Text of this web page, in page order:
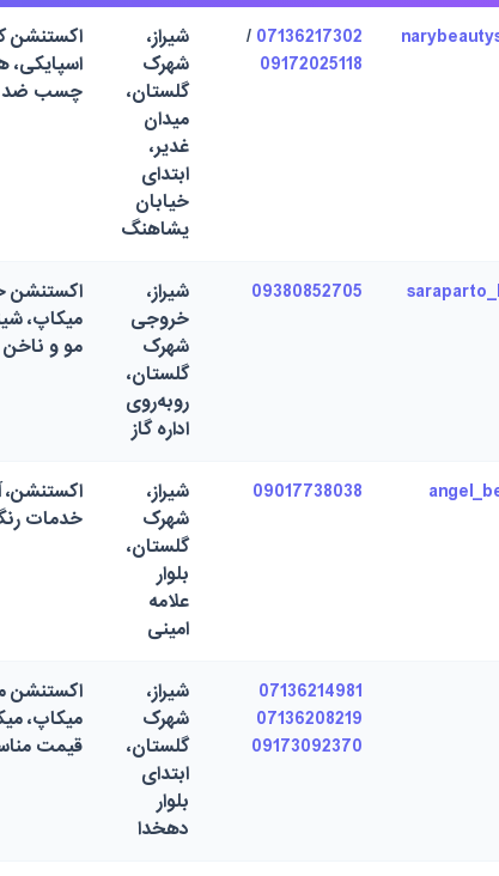
07136217302
/
09172025118
شیراز،
شهرک
گلستان،
میدان
غدیر،
ابتدای
خیابان
یشاهنگ
اکستنشن
چسب ضد
09380852705
شیراز،
خروجی
شهرک
گلستان،
روبه‌روی
اداره گاز
اکستنشن
میکاپ،
مو و ناخن
09017738038
شیراز،
شهرک
گلستان،
بلوار
علامه
امینی
خدمات
07136214981
07136208219
09173092370
شیراز،
شهرک
گلستان،
ابتدای
بلوار
دهخدا
اکستنشن
میکاپ،
قیمت